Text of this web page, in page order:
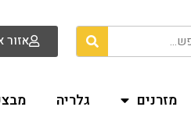
אזור
מזרנים גלריה